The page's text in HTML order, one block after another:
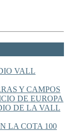
VALL
Y CAMPOS
DE EUROPA
DE LA VALL
LA COTA 100